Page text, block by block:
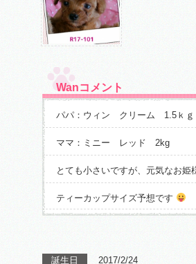
Wanコメント
パパ：ウィン クリーム 1.5ｋｇ
ママ：ミニー レッド 2kg
とても小さいですが、元気なお姫
ティーカップサイズ予想です
誕生日 2017/2/24